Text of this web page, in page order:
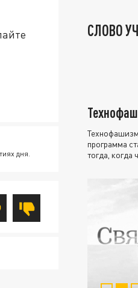
дня.
СЛОВО
программа
тогда, когда